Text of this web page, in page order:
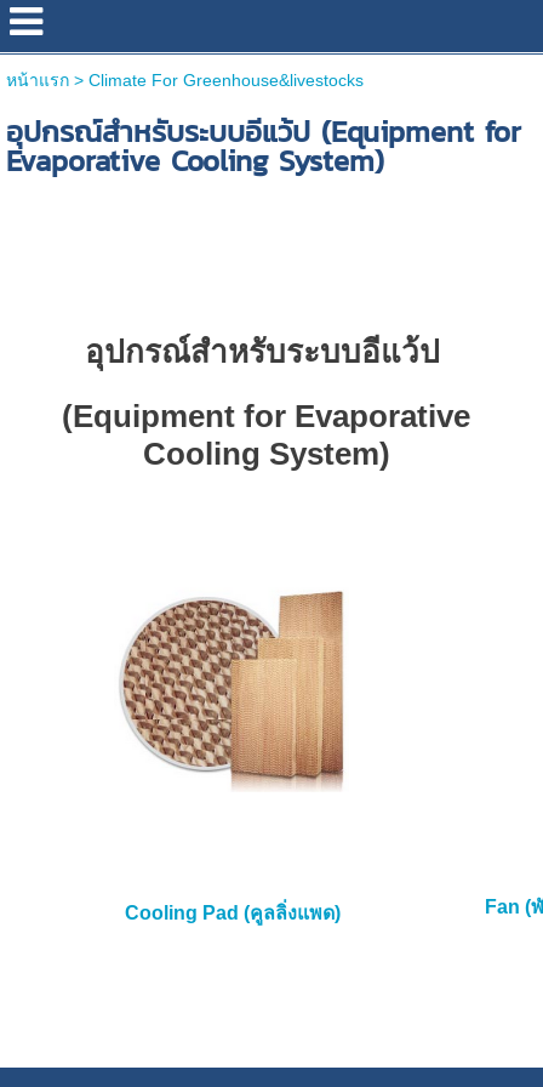
หน้าแรก> Climate For Greenhouse&livestocks
อุปกรณ์สำหรับระบบอีแว้ป (Equipment for
Evaporative Cooling System)
อุปกรณ์สำหรับระบบอีแว้ป
(Equipment for Evaporative
Cooling System)
Cooling Pad (คูลลิ่งแพด) Fan (